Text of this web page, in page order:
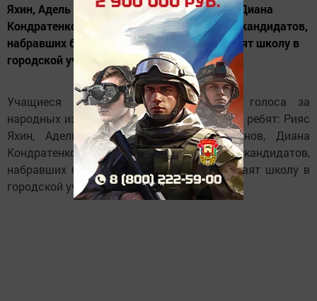
Яхин, Адель Гришин, Самат Хисамутдинов, Диана
Кондратенко. По итогам голосования двое кандидатов,
набравших большинство голосов, представят школу в
городской ученической Думе.
Учащиеся 7-11 классов отдали свои голоса за
народных избранников. Из числа активных ребят: Рияс
Яхин, Адель Гришин, Самат Хисамутдинов, Диана
Кондратенко. По итогам голосования двое кандидатов,
набравших большинство голосов, представят школу в
городской ученической Думе.